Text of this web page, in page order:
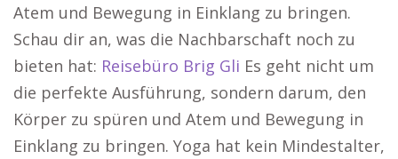
Atem und Bewegung in Einklang zu bringen.
Schau dir an, was die Nachbarschaft noch zu
bieten hat: Reisebüro Brig Gli Es geht nicht um
die perfekte Ausführung, sondern darum, den
Körper zu spüren und Atem und Bewegung in
Einklang zu bringen. Yoga hat kein Mindestalter,